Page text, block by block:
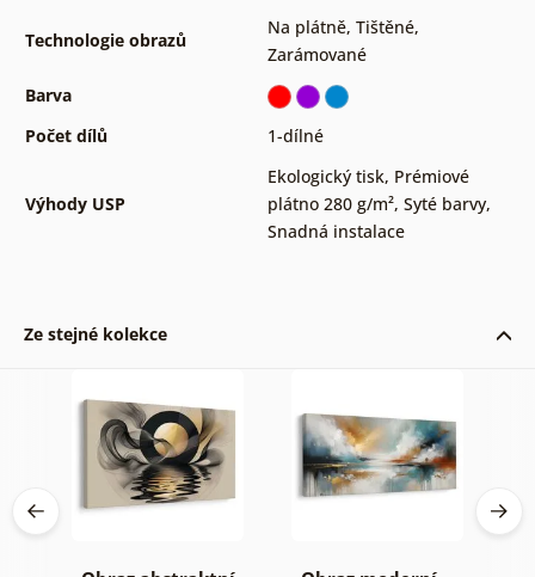
Technologie obrazů
Na plátně, Tištěné,
Zarámované
Barva
Počet dílů
1-dílné
Výhody USP
Ekologický tisk, Prémiové
plátno 280 g/m², Syté barvy,
Snadná instalace
Ze stejné kolekce